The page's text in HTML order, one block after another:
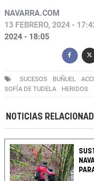
NAVARRA.COM
13 FEBRERO, 2024 -
2024 - 18:05
SUCESOS BUÑUEL
SOFÍA DE TUDELA
HERIDOS
NOTICIAS